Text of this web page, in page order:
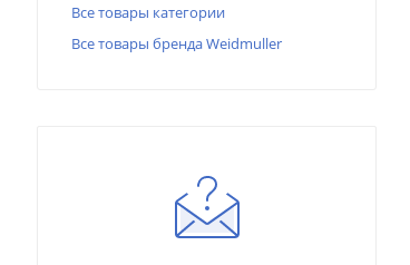
Все товары категории
Все товары бренда Weidmuller